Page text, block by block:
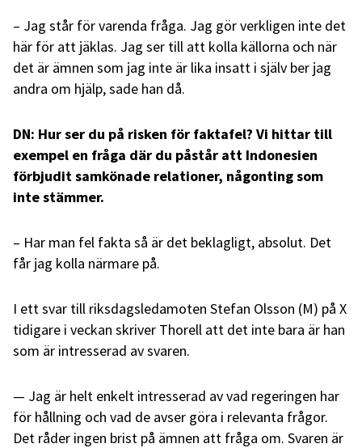
– Jag står för varenda fråga. Jag gör verkligen inte det
här för att jäklas. Jag ser till att kolla källorna och när
det är ämnen som jag inte är lika insatt i själv ber jag
andra om hjälp, sade han då.
DN: Hur ser du på risken för faktafel? Vi hittar till
exempel en fråga där du påstår att Indonesien
förbjudit samkönade relationer, någonting som
inte stämmer.
– Har man fel fakta så är det beklagligt, absolut. Det
får jag kolla närmare på.
I ett svar till riksdagsledamoten Stefan Olsson (M) på X
tidigare i veckan skriver Thorell att det inte bara är han
som är intresserad av svaren.
Jag är helt enkelt intresserad av vad regeringen har
för hållning och vad de avser göra i relevanta frågor.
Det råder ingen brist på ämnen att fråga om. Svaren är